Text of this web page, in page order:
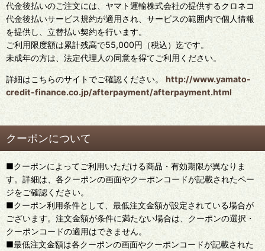
代金後払いのご注文には、ヤマト運輸株式会社の提供するクロネコ
代金後払いサービス規約が適用され、サービスの範囲内で個人情報
を提供し、立替払い契約を行います。
ご利用限度額は累計残高で55,000円（税込）迄です。
未成年の方は、法定代理人の同意を得てご利用ください。
詳細はこちらのサイトでご確認ください。 http://www.yamato-
credit-finance.co.jp/afterpayment/afterpayment.html
クーポンについて
■クーポンによってご利用いただける商品・有効期限が異なりま
す。詳細は、各クーポンの画面やクーポンコードが記載されたペー
ジをご確認ください。
■クーポン利用条件として、最低注文金額が設定されている場合が
ございます。注文金額が条件に満たない場合は、クーポンの選択・
クーポンコードの適用はできません。
■最低注文金額は各クーポンの画面やクーポンコードが記載された